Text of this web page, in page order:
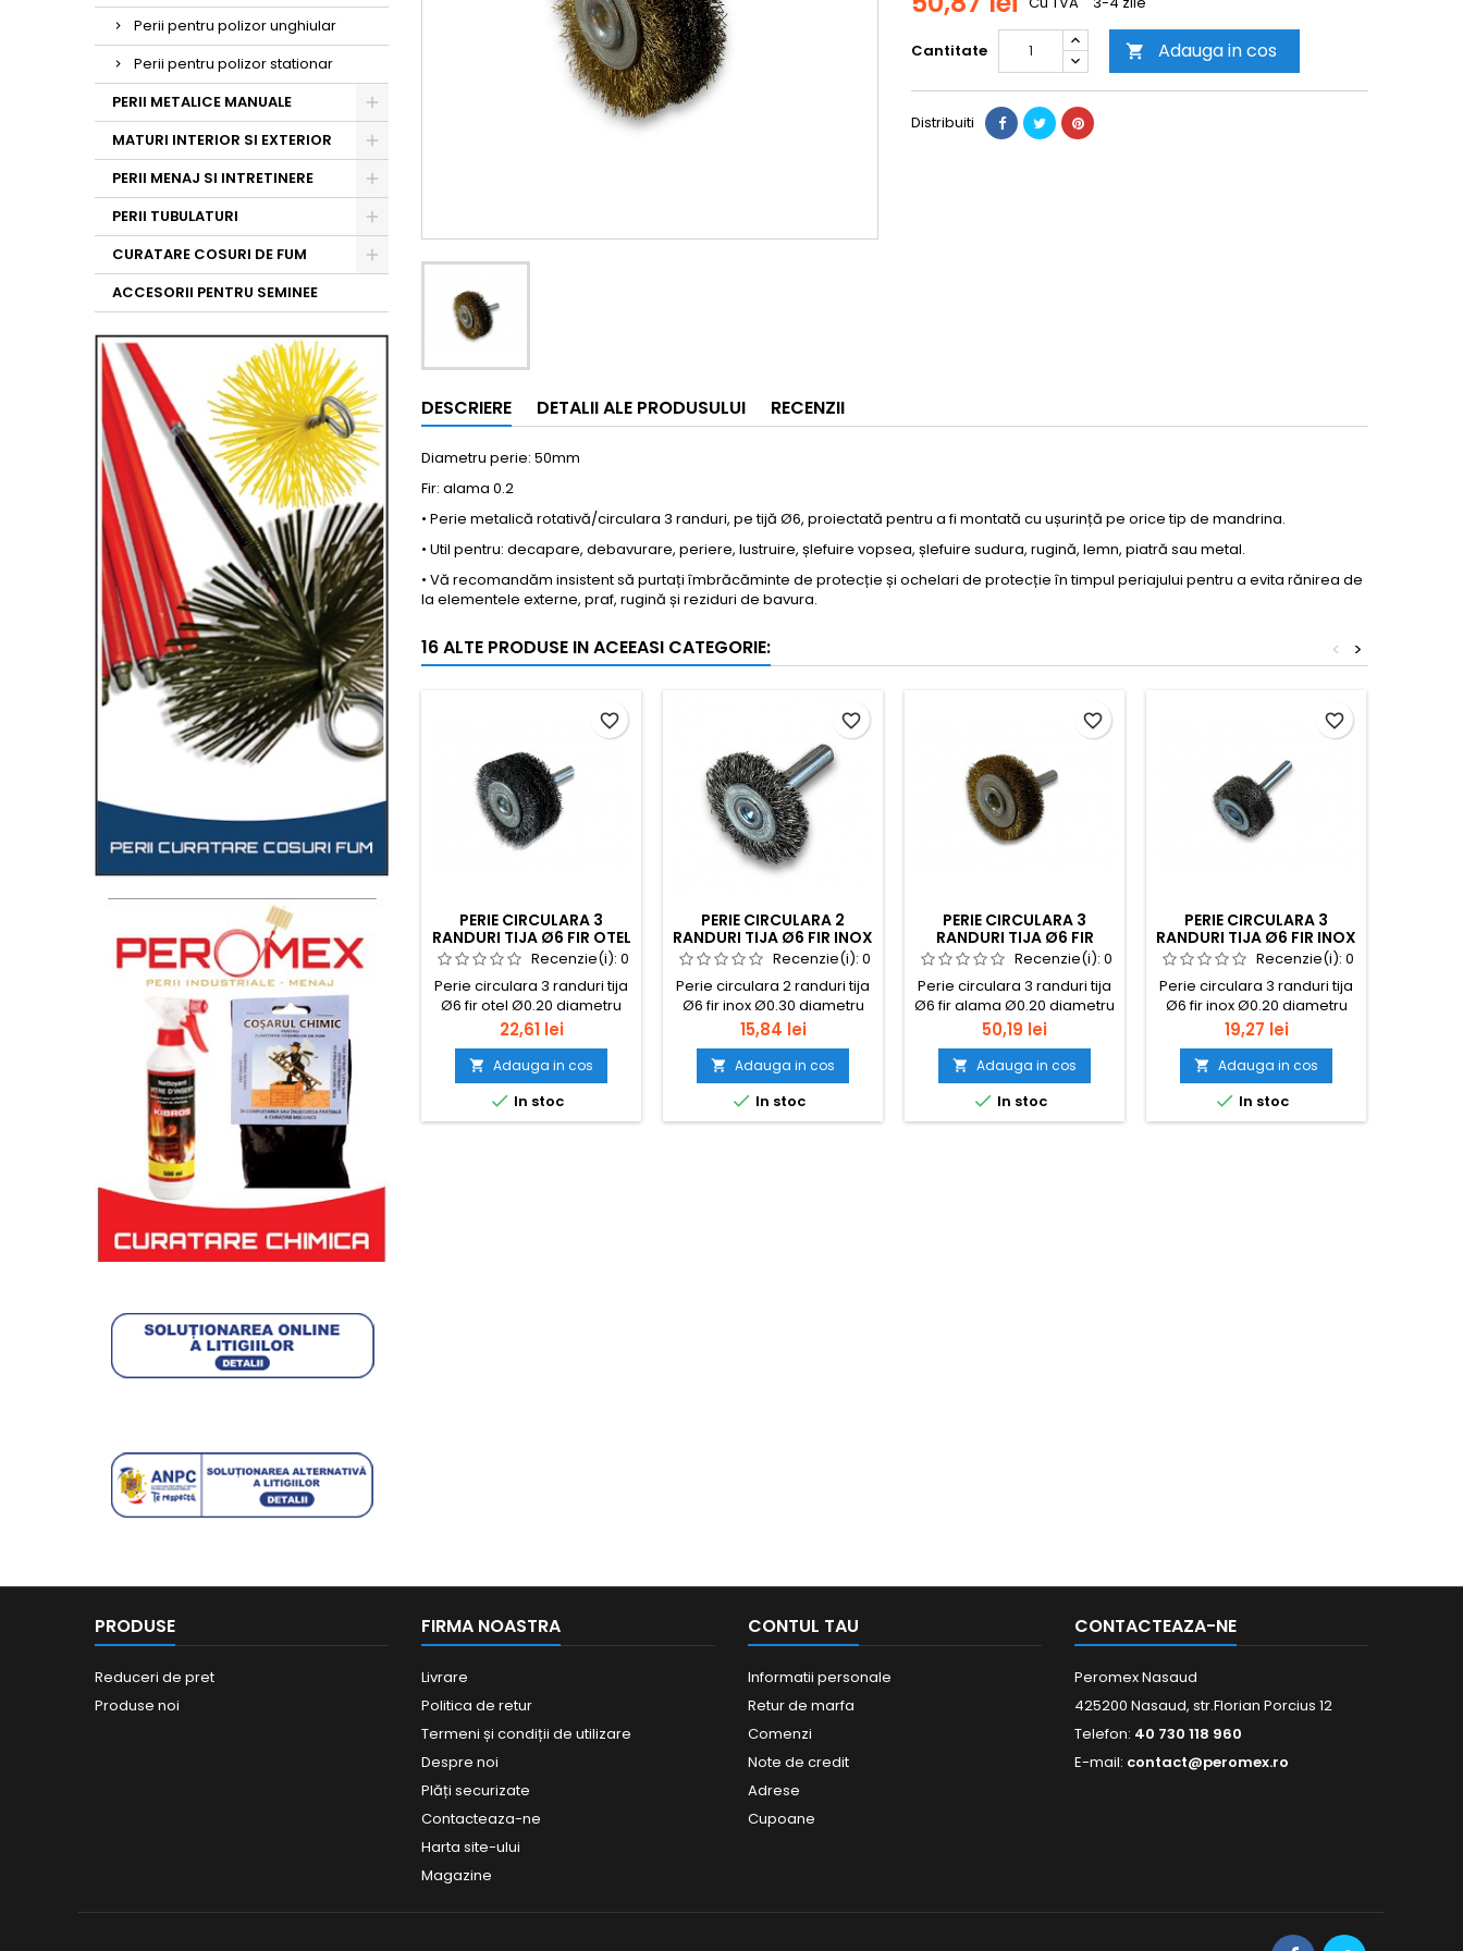
Perii pentru polizor unghiular
Perii pentru polizor stationar
PERII METALICE MANUALE
MATURI INTERIOR SI EXTERIOR
PERII MENAJ SI INTRETINERE
PERII TUBULATURI
CURATARE COSURI DE FUM
ACCESORII PENTRU SEMINEE
Cantitate  Adauga in cos
Distribuiti
DESCRIERE DETALII ALE PRODUSULUI RECENZII
Diametru perie: 50mm
Fir: alama 0.2
• Perie metalică rotativă/circulara 3 randuri, pe tijă Ø6, proiectată pentru a fi montată cu ușurință pe orice tip de mandrina.
• Util pentru: decapare, debavurare, periere, lustruire, șlefuire vopsea, șlefuire sudura, rugină, lemn, piatră sau metal.
• Vă recomandăm insistent să purtați îmbrăcăminte de protecție și ochelari de protecție în timpul periajului pentru a evita rănirea de
la elementele externe, praf, rugină și reziduri de bavura.
16 ALTE PRODUSE IN ACEEASI CATEGORIE: >
<
PERIE CIRCULARA 3
RANDURI TIJA Ø6 FIR OTEL
Ø0.20 DIAMETRU 38 MM
Recenzie(i): 0
Perie circulara 3 randuri tija
Ø6 fir otel Ø0.20 diametru
38 mm
Pret
22,61 lei
 Adauga in cos
 In stoc
favorite_border
PERIE CIRCULARA 2
RANDURI TIJA Ø6 FIR INOX
Ø0.30 DIAMETRU 30 MM
Recenzie(i): 0
Perie circulara 2 randuri tija
Ø6 fir inox Ø0.30 diametru
30 mm
Pret
15,84 lei
 Adauga in cos
 In stoc
favorite_border
PERIE CIRCULARA 3
RANDURI TIJA Ø6 FIR
ALAMA Ø0.20 DIAMETRU
38 MM
Recenzie(i): 0
Perie circulara 3 randuri tija
Ø6 fir alama Ø0.20 diametru
38 mm
Pret
50,19 lei
 Adauga in cos
 In stoc
favorite_border
PERIE CIRCULARA 3
RANDURI TIJA Ø6 FIR INOX
Ø0.20 DIAMETRU 30 MM
Recenzie(i): 0
Perie circulara 3 randuri tija
Ø6 fir inox Ø0.20 diametru
30 mm
Pret
19,27 lei
 Adauga in cos
 In stoc
favorite_border
PRODUSE
Reduceri de pret
Produse noi
FIRMA NOASTRA
Livrare
Politica de retur
Termeni și condiții de utilizare
Despre noi
Plăți securizate
Contacteaza-ne
Harta site-ului
Magazine
CONTUL TAU
Informatii personale
Retur de marfa
Comenzi
Note de credit
Adrese
Cupoane
CONTACTEAZA-NE
Peromex Nasaud
425200 Nasaud, str.Florian Porcius 12
Telefon: 40 730 118 960
E-mail: contact@peromex.ro